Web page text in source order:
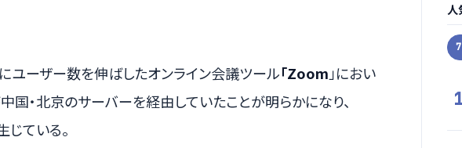
ユーザー数を伸ばしたオンライン会議ツール「Zoom 」におい
国・北京のサーバーを経由していたことが明らかになり、
じている。